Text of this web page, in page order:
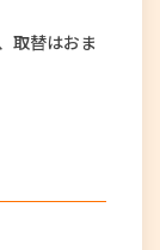
取替はおま